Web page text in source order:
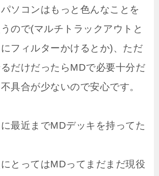
ソコンはもっと色んなことを
ので(マルチトラックアウトと
フィルターかけるとか)、ただ
だけだったらMDで必要十分だ
具合が少ないので安心です。
最近までMDデッキを持ってた
とってはMDってまだまだ現役